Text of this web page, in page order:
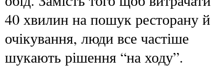
40 хвилин на пошук ресторану й
очікування, люди все частіше
шукають рішення “на ходу”.